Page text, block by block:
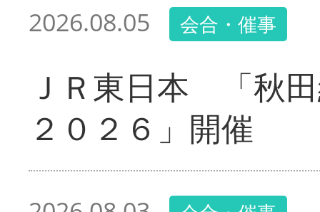
2026.08.05 会合・催事
ＪＲ東日本 「秋
２０２６」開催